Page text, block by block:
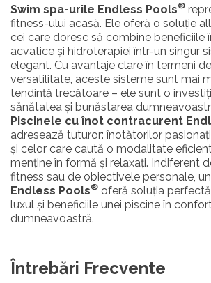
Swim spa-urile Endless Pools®
fitness-ului acasă. Ele oferă o soluție
cei care doresc să combine beneficiile
acvatice și hidroterapiei într-un singur
elegant. Cu avantaje clare în termeni
versatilitate, aceste sisteme sunt mai
tendință trecătoare – ele sunt o
sănătatea și bunăstarea
Piscinele cu înot contracurent
adresează tuturor: înotătorilor
și celor care caută o modalitate
menține în formă și relaxați. Indiferent
fitness sau de obiectivele personale, un
Endless Pools® oferă soluția perfectă
luxul și beneficiile unei piscine în
dumneavoastră.
Întrebări Frecvente